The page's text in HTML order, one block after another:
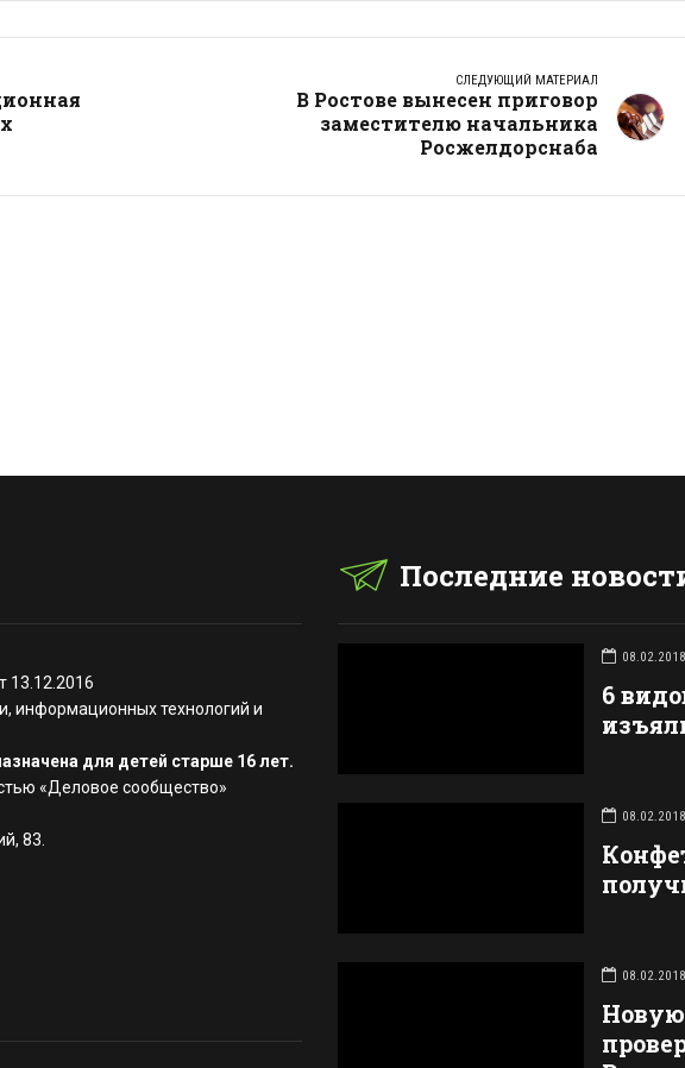
СЛЕДУЮЩИЙ МАТЕРИАЛ
В Ростове вынесен приговор
заместителю начальника
Росжелдорснаба
13.12.2016
информационных технологий и
для детей старше 16 лет.
«Деловое сообщество»
83.
Последние
08.02.2018
6
08.02.2018
08.02.2018